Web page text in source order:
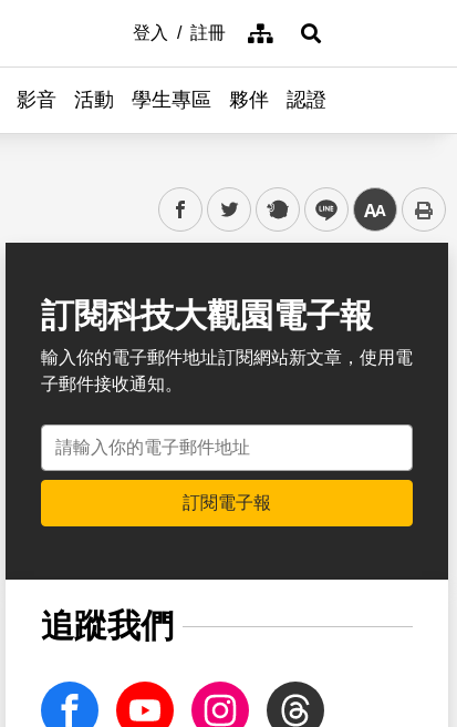
登入 註冊 網站導覽展開搜尋
影音 活動 學生專區 夥伴 認證
facebooktwitter plurk line 中
訂閱科技大觀園電子報
輸入你的電子郵件地址訂閱網站新文章，使用電
子郵件接收通知。
電子郵件地址
訂閱電子報
追蹤我們
facebook Youtube InstagramThreads